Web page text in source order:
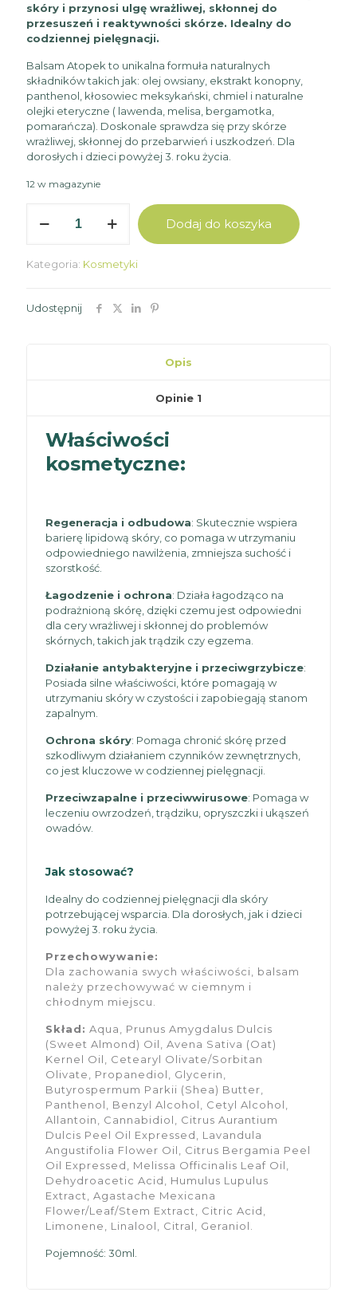
klienta
skóry i przynosi ulgę wrażliwej, skłonnej do
przesuszeń i reaktywności skórze. Idealny do
codziennej pielęgnacji.
Balsam Atopek to unikalna formuła naturalnych
składników takich jak: olej owsiany, ekstrakt konopny,
panthenol, kłosowiec meksykański, chmiel i naturalne
olejki eteryczne ( lawenda, melisa, bergamotka,
pomarańcza). Doskonale sprawdza się przy skórze
wrażliwej, skłonnej do przebarwień i uszkodzeń. Dla
dorosłych i dzieci powyżej 3. roku życia.
12 w magazynie
Balsam
Dodaj do koszyka
Kategoria: Kosmetyki
Udostępnij
Opis
Opinie 1
Właściwości
kosmetyczne:
Regeneracja i odbudowa: Skutecznie wspiera
barierę lipidową skóry, co pomaga w utrzymaniu
odpowiedniego nawilżenia, zmniejsza suchość i
szorstkość.
Łagodzenie i ochrona: Działa łagodząco na
podrażnioną skórę, dzięki czemu jest odpowiedni
dla cery wrażliwej i skłonnej do problemów
skórnych, takich jak trądzik czy egzema.
Działanie antybakteryjne i przeciwgrzybicze:
Posiada silne właściwości, które pomagają w
utrzymaniu skóry w czystości i zapobiegają stanom
zapalnym.
Ochrona skóry: Pomaga chronić skórę przed
szkodliwym działaniem czynników zewnętrznych,
co jest kluczowe w codziennej pielęgnacji.
Przeciwzapalne i przeciwwirusowe: Pomaga w
leczeniu owrzodzeń, trądziku, opryszczki i ukąszeń
owadów.
Jak stosować?
Idealny do codziennej pielęgnacji dla skóry
potrzebującej wsparcia. Dla dorosłych, jak i dzieci
powyżej 3. roku życia.
Przechowywanie:
Dla zachowania swych właściwości, balsam
należy przechowywać w ciemnym i
chłodnym miejscu.
Skład: Aqua, Prunus Amygdalus Dulcis
(Sweet Almond) Oil, Avena Sativa (Oat)
Kernel Oil, Cetearyl Olivate/Sorbitan
Olivate, Propanediol, Glycerin,
Butyrospermum Parkii (Shea) Butter,
Panthenol, Benzyl Alcohol, Cetyl Alcohol,
Allantoin, Cannabidiol, Citrus Aurantium
Dulcis Peel Oil Expressed, Lavandula
Angustifolia Flower Oil, Citrus Bergamia Peel
Oil Expressed, Melissa Officinalis Leaf Oil,
Dehydroacetic Acid, Humulus Lupulus
Extract, Agastache Mexicana
Flower/Leaf/Stem Extract, Citric Acid,
Limonene, Linalool, Citral, Geraniol.
Pojemność: 30ml.